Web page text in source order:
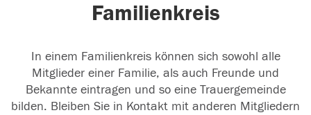
Familienkreis
In einem Familienkreis können sich sowohl alle
Mitglieder einer Familie, als auch Freunde und
Bekannte eintragen und so eine Trauergemeinde
bilden. Bleiben Sie in Kontakt mit anderen Mitgliedern